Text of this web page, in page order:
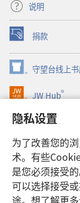
隐私设置
为了改善您的
术。有些
是您必须接受
可以选择接受
途。想了解更
说明
捐款
（打
开
新
窗
口）
守望台线上
（打
开
新
口）
JW Hub®
（打
开
新
窗
口）
JW Library®
Watchtower